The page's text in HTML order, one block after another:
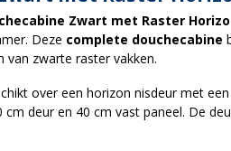
Zwart met Raster
Deze complete douchecabine
van zwarte raster vakken.
over een horizon nisdeur met
deur en 40 cm vast paneel. De